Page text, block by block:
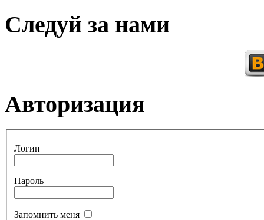
Следуй за нами
Авторизация
Логин
Пароль
Запомнить меня